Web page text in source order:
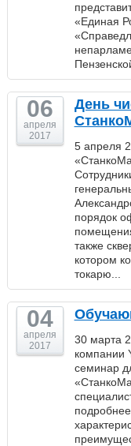
«Единая
06
апреля
2017
День
5 апреля
порядок
также
котором
токарю...
04
апреля
2017
30 марта
компании
семинар